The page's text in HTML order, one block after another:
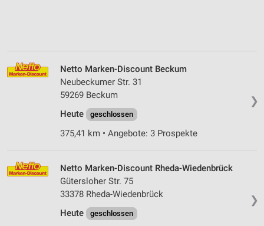
❯
Netto Marken-Discount Beckum
Neubeckumer Str. 31
59269 Beckum
Heute
geschlossen
375,41 km • Angebote: 3 Prospekte
❯
Netto Marken-Discount Rheda-Wiedenbrück
Gütersloher Str. 75
33378 Rheda-Wiedenbrück
Heute
geschlossen